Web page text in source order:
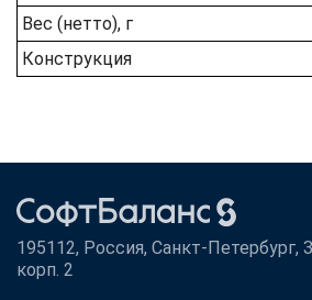
Вес (нетто), г
Конструкция
195112, Россия, Санкт-Петербург,
корп. 2